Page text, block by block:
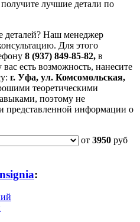
лучшие детали по
деталей? Наш менеджер
Для этого
8 (937) 849-85-82, в
есть возможность, нанесите
г. Уфа, ул. Комсомольская,
теоретическими
поэтому не
представленной информации о
от 3950 руб
: